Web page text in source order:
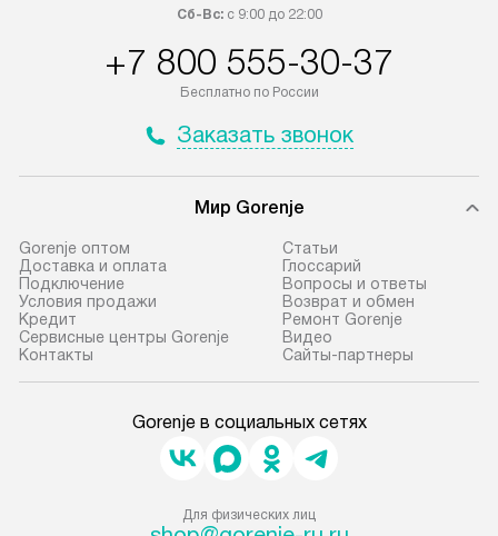
Сб-Вс:с 9:00 до 22:00
+7 800 555-30-37
Бесплатно по России
Заказать звонок
Мир Gorenje
Gorenje оптом
Доставка и оплата
Подключение
Условия продажи
Кредит
Сервисные центры Gorenje
Контакты
Cтатьи
Глоссарий
Вопросы и ответы
Возврат и обмен
Ремонт Gorenje
Видео
Сайты-партнеры
Gorenje в социальных сетях
Для физических лиц